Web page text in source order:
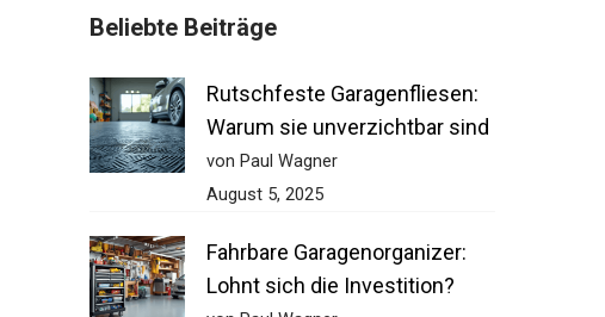
Beliebte Beiträge
Rutschfeste Garagenfliesen:
Warum sie unverzichtbar sind
von Paul Wagner
August 5, 2025
Fahrbare Garagenorganizer:
Lohnt sich die Investition?